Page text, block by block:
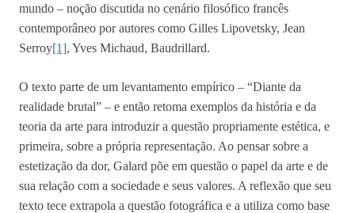
mundo – noção discutida no cenário filosófico francês
contemporâneo por autores como Gilles Lipovetsky, Jean
Serroy[1], Yves Michaud, Baudrillard.
O texto parte de um levantamento empírico – “Diante da
realidade brutal” – e então retoma exemplos da história e da
teoria da arte para introduzir a questão propriamente estética, e
primeira, sobre a própria representação. Ao pensar sobre a
estetização da dor, Galard põe em questão o papel da arte e de
sua relação com a sociedade e seus valores. A reflexão que seu
texto tece extrapola a questão fotográfica e a utiliza como base